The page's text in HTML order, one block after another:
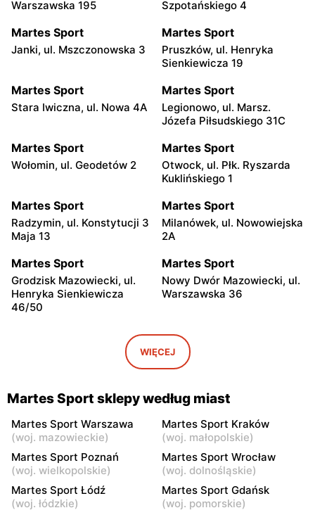
Warszawska 195 Szpotańskiego 4
Martes Sport
Janki, ul. Mszczonowska 3
Martes Sport
Pruszków, ul. Henryka
Sienkiewicza 19
Martes Sport
Stara Iwiczna, ul. Nowa 4A
Martes Sport
Legionowo, ul. Marsz.
Józefa Piłsudskiego 31C
Martes Sport
Wołomin, ul. Geodetów 2
Martes Sport
Otwock, ul. Płk. Ryszarda
Kuklińskiego 1
Martes Sport
Radzymin, ul. Konstytucji 3
Maja 13
Martes Sport
Milanówek, ul. Nowowiejska
2A
Martes Sport
Grodzisk Mazowiecki, ul.
Henryka Sienkiewicza
46/50
Martes Sport
Nowy Dwór Mazowiecki, ul.
Warszawska 36
Konstantego Rudzkiego 9
Martes Sport
Grójec, ul. Armii Krajowej
50 A
Martes Sport
Żyrardów, ul. 1 Maja 40
Martes Sport
Sochaczew, ul. Wójtówka
2b
Martes Sport
Wyszków, ul. Gen. Józefa
Sowińskiego 66
Martes Sport
Pułtusk, ul. Nowy Rynek 2A
Martes Sport Martes Sport
WIĘCEJ
Martes Sport sklepy według miast
Martes Sport Warszawa
(woj. mazowieckie)
Martes Sport Kraków
(woj. małopolskie)
Martes Sport Poznań
(woj. wielkopolskie)
Martes Sport Wrocław
(woj. dolnośląskie)
Martes Sport Łódź
(woj. łódzkie)
Martes Sport Gdańsk
(woj. pomorskie)